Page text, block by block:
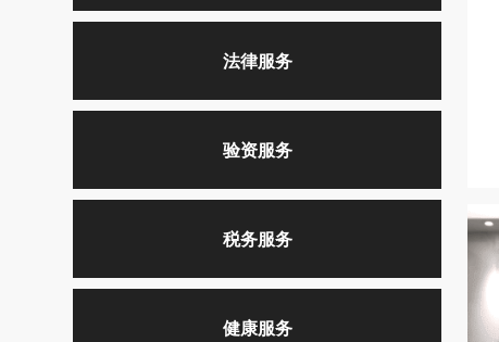
法律服务
验资服务
税务服务
健康服务